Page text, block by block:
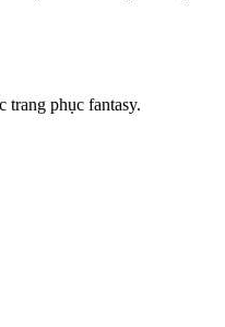
trang phục fantasy.